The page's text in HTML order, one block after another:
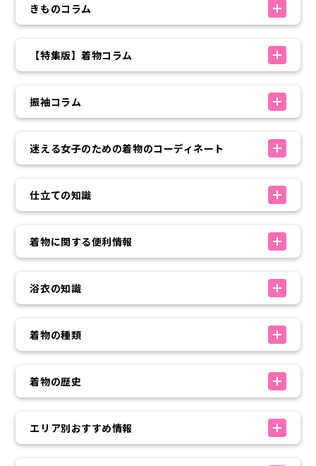
きものコラム
【特集版】着物コラム
振袖コラム
迷える女子のための着物のコーディネート
仕立ての知識
着物に関する便利情報
浴衣の知識
着物の種類
着物の歴史
エリア別おすすめ情報